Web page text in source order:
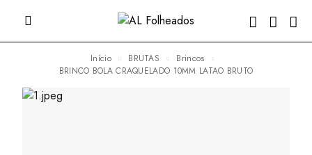
Início BRUTAS
Brincos
BRINCO BOLA CRAQUELADO 10MM LATAO BRUTO